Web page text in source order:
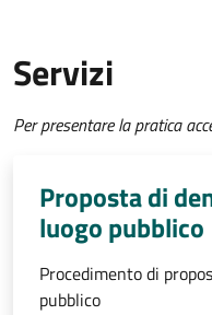
Servizi
Per presentare la pratica
Proposta di
luogo pubblico
Procedimento di
pubblico